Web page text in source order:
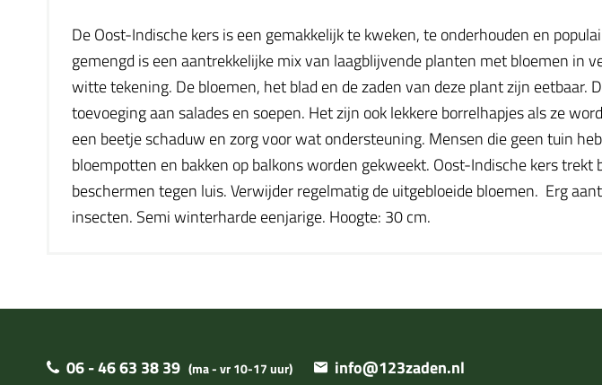
De Oost-Indische kers is een gemakkelijk te kweken, te onderhouden en
gemengd is een aantrekkelijke mix van laagblijvende planten met bloemen
witte tekening. De bloemen, het blad en de zaden van deze plant zijn eetbaar.
toevoeging aan salades en soepen. Het zijn ook lekkere borrelhapjes als ze
een beetje schaduw en zorg voor wat ondersteuning. Mensen die geen tuin
bloempotten en bakken op balkons worden gekweekt. Oost-Indische kers
beschermen tegen luis. Verwijder regelmatig de uitgebloeide bloemen. Erg
insecten. Semi winterharde eenjarige. Hoogte: 30 cm.
06 - 46 63 38 39 (ma - vr 10-17 uur) info@123zaden.nl